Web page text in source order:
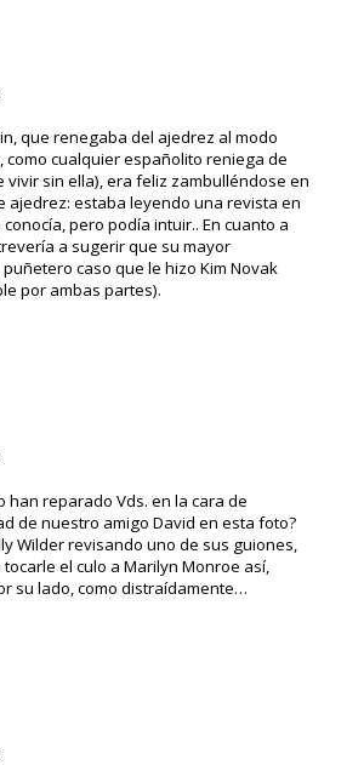
que renegaba del ajedrez al modo
como cualquier españolito reniega de
vivir sin ella), era feliz zambulléndose en
ajedrez: estaba leyendo una revista en
pero podía intuir.. En cuanto a
a sugerir que su mayor
caso que le hizo Kim Novak
por ambas partes).
han reparado Vds. en la cara de
de nuestro amigo David en esta foto?
Wilder revisando uno de sus guiones,
el culo a Marilyn Monroe así,
su lado, como distraídamente…